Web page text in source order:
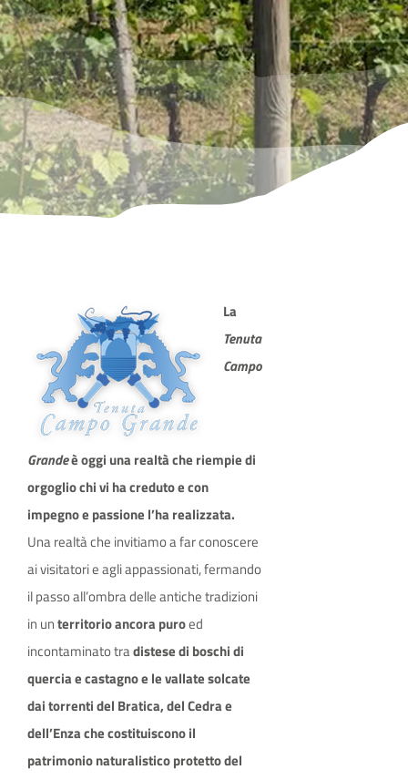
SITO ISTITUZIONALE
La
Tenuta
Campo
Grandeè oggi una realtà che riempie di
orgoglio chi vi ha creduto e con
impegno e passione l’ha realizzata.
Una realtà che invitiamo a far conoscere
ai visitatori e agli appassionati, fermando
il passo all’ombra delle antiche tradizioni
in unterritorio ancora puroed
incontaminato tradistese di boschi di
quercia e castagno e le vallate solcate
dai torrenti del Bratica, del Cedra e
dell’Enza che costituiscono il
patrimonio naturalistico protetto del